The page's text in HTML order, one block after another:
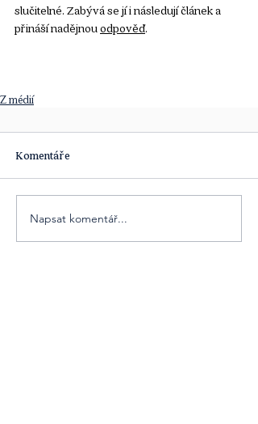
slučitelné. Zabývá se jí i následují článek a
přináší nadějnou odpověď.
Z médií
Komentáře
Napsat komentář...